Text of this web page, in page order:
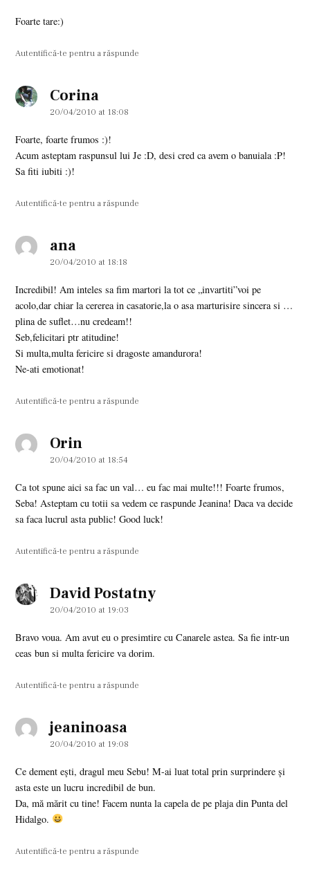
Foarte tare:)
Autentifică-te pentru a răspunde
Corina
20/04/2010 at 18:08
Foarte, foarte frumos :)!
Acum asteptam raspunsul lui Je :D, desi cred ca avem o banuiala :P!
Sa fiti iubiti :)!
Autentifică-te pentru a răspunde
ana
20/04/2010 at 18:18
Incredibil! Am inteles sa fim martori la tot ce „invartiti”voi pe
acolo,dar chiar la cererea in casatorie,la o asa marturisire sincera si …
plina de suflet…nu credeam!!
Seb,felicitari ptr atitudine!
Si multa,multa fericire si dragoste amandurora!
Ne-ati emotionat!
Autentifică-te pentru a răspunde
Orin
20/04/2010 at 18:54
Ca tot spune aici sa fac un val… eu fac mai multe!!! Foarte frumos,
Seba! Asteptam cu totii sa vedem ce raspunde Jeanina! Daca va decide
sa faca lucrul asta public! Good luck!
Autentifică-te pentru a răspunde
David Postatnysays:
20/04/2010 at 19:03
Bravo voua. Am avut eu o presimtire cu Canarele astea. Sa fie intr-un
ceas bun si multa fericire va dorim.
Autentifică-te pentru a răspunde
jeaninoasa
20/04/2010 at 19:08
Ce dement eşti, dragul meu Sebu! M-ai luat total prin surprindere şi
asta este un lucru incredibil de bun.
Da, mă mărit cu tine! Facem nunta la capela de pe plaja din Punta del
Hidalgo.
Autentifică-te pentru a răspunde